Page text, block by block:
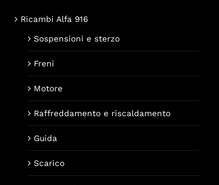
Ricambi Alfa 916
Sospensioni e sterzo
Freni
Motore
Raffreddamento e riscaldamento
Guida
Scarico